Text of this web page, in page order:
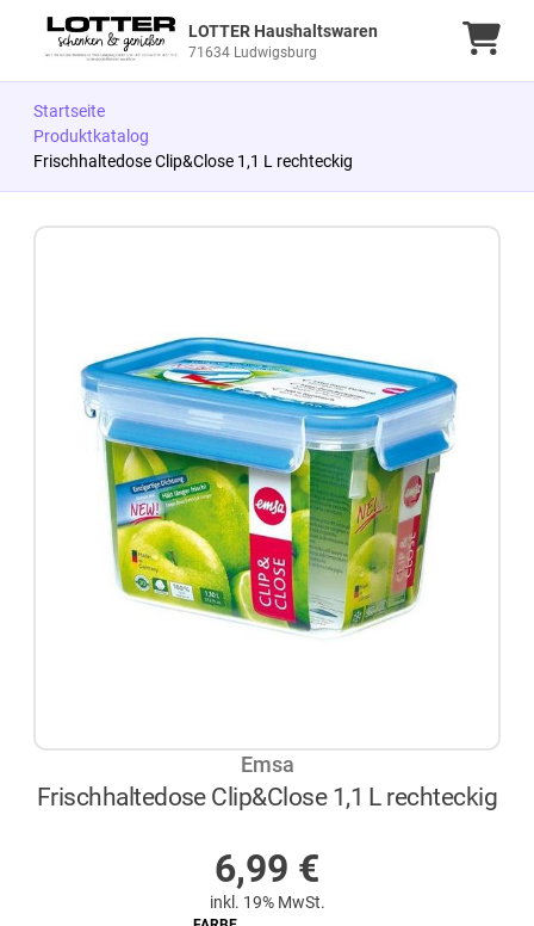
LOTTER Haushaltswaren
71634 Ludwigsburg
Startseite
Produktkatalog
Frischhaltedose Clip&Close 1,1 L rechteckig
Emsa
Frischhaltedose Clip&Close 1,1 L rechteckig
6,99 €
inkl. 19% MwSt.